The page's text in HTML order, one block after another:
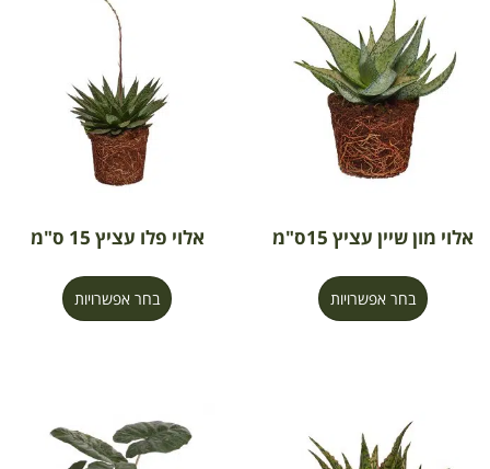
אלוי מון שיין עציץ 15ס"מ
בחר אפשרויות
אלוי פלו עציץ 15 ס"מ
בחר אפשרויות